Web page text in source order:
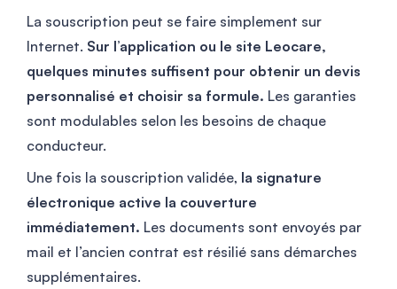
La souscription peut se faire simplement sur
Internet. Sur l’application ou le site Leocare,
quelques minutes suffisent pour obtenir un devis
personnalisé et choisir sa formule. Les garanties
sont modulables selon les besoins de chaque
conducteur.
Une fois la souscription validée, la signature
électronique active la couverture
immédiatement. Les documents sont envoyés par
mail et l’ancien contrat est résilié sans démarches
supplémentaires.